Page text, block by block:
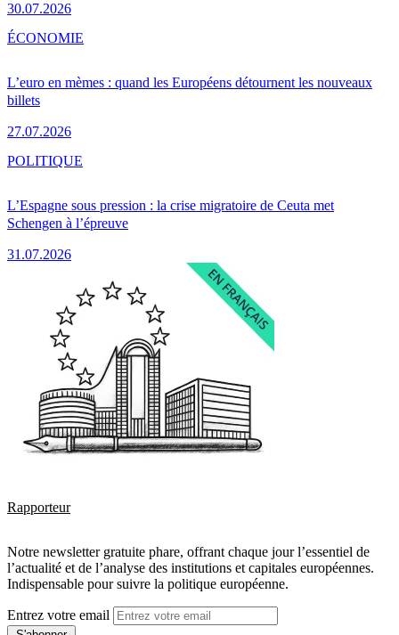
30.07.2026
L’euro en mèmes : quand les Européens détournent les nouveaux
billets
27.07.2026
ÉCONOMIE
L’Espagne sous pression : la crise migratoire de Ceuta met
Schengen à l’épreuve
31.07.2026
POLITIQUE
Rapporteur
Notre newsletter gratuite phare, offrant chaque jour l’essentiel de
l’actualité et de l’analyse des institutions et capitales européennes.
Indispensable pour suivre la politique européenne.
Entrez votre email